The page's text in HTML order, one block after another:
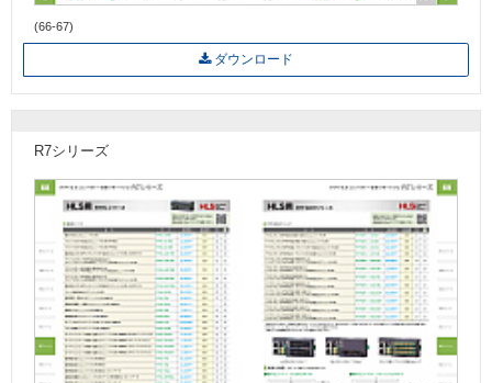
(66-67)
ダウンロード
R7シリーズ